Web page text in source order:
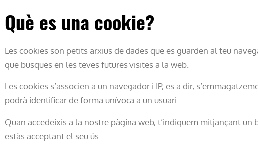
Què es una cookie?
Les cookies son petits arxius de dades que es guarden al teu
que busques en les teves futures visites a la web.
Les cookies s’associen a un navegador i IP, es a dir,
podrà identificar de forma unívoca a un usuari.
Quan accedeixis a la nostre pàgina web, t’indiquem mitjançant
estàs acceptant el seu ús.